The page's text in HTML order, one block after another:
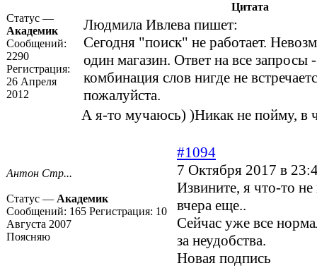
Статус —
Академик
Сообщений:
2290
Регистрация:
26 Апреля
2012
Цитата
Людмила Ивлева пишет:
Сегодня "поиск" не работает.
один магазин. Ответ на все запросы
комбинация слов нигде не
пожалуйста.
А я-то мучаюсь) )Никак не пойму, в
Антон Стр...
Статус — Академик
Сообщений: 165 Регистрация: 10
Августа 2007
Поясняю
#1094
7 Октября 2017 в
Извините, я что-то
вчера еще..
Сейчас уже все
за неудобства.
Новая подпись